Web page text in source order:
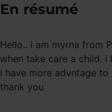
En résumé
Hello.. i am myrna from
when take care a child. i
i have more advntage
thank you